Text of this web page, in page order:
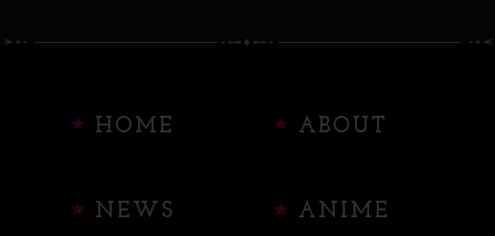
HOME ABOUT
NEWS ANIME